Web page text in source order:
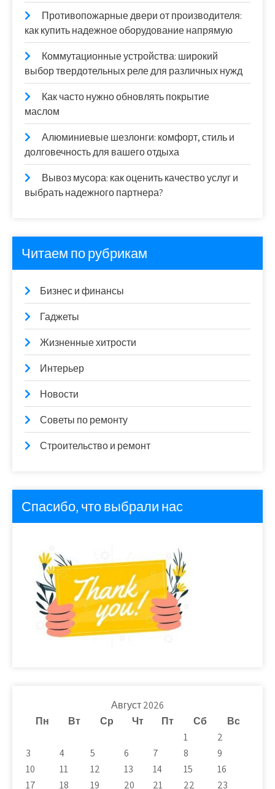
Противопожарные двери от производителя:
как купить надежное оборудование напрямую
Коммутационные устройства: широкий
выбор твердотельных реле для различных нужд
Как часто нужно обновлять покрытие
маслом
Алюминиевые шезлонги: комфорт, стиль и
долговечность для вашего отдыха
Вывоз мусора: как оценить качество услуг и
выбрать надежного партнера?
Читаем по рубрикам
Бизнес и финансы
Гаджеты
Жизненные хитрости
Интерьер
Новости
Советы по ремонту
Строительство и ремонт
Спасибо, что выбрали нас
Август 2026
Пн
Вт Ср Чт Пт Сб
Вс
1
2
3
4 5 6 7 8
9
10
11 12 13 14 15
16
17
18 19 20 21 22 23